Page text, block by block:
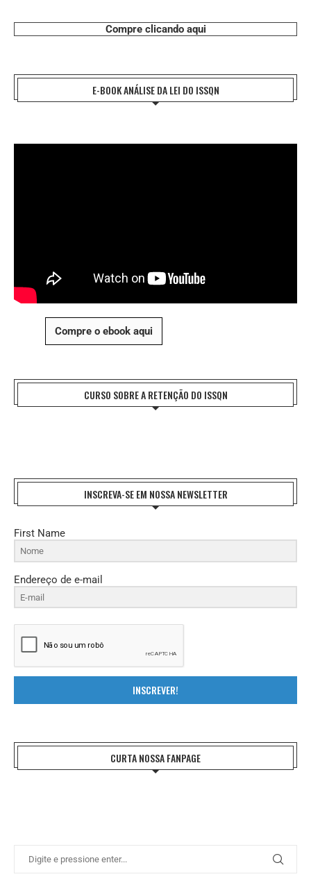
Compre clicando aqui
E-BOOK ANÁLISE DA LEI DO ISSQN
Compre o ebook aqui
CURSO SOBRE A RETENÇÃO DO ISSQN
INSCREVA-SE EM NOSSA NEWSLETTER
First Name
Endereço de e-mail
INSCREVER!
CURTA NOSSA FANPAGE